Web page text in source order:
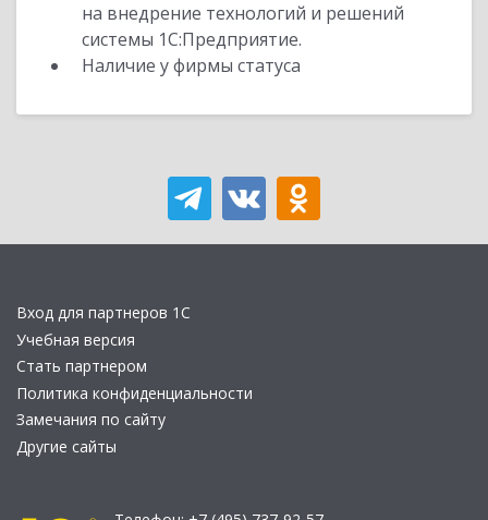
на внедрение технологий и решений
системы 1С:Предприятие.
Наличие у фирмы статуса
Вход для партнеров 1С
Учебная версия
Стать партнером
Политика конфиденциальности
Замечания по сайту
Другие сайты